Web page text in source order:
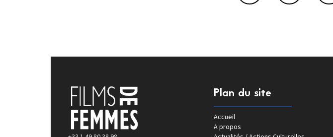
Plan du site
Accueil
A propos